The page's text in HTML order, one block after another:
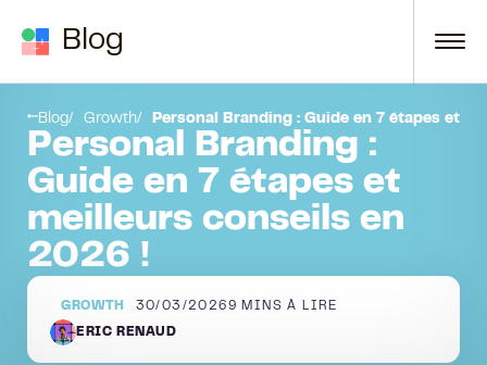
Blog
Blog Growth Personal Branding : Guide en 7 étapes et
Personal Branding :
Guide en 7 étapes et
meilleurs conseils en
2026 !
GROWTH 30/03/2026 9 MINS À LIRE
ERIC RENAUD